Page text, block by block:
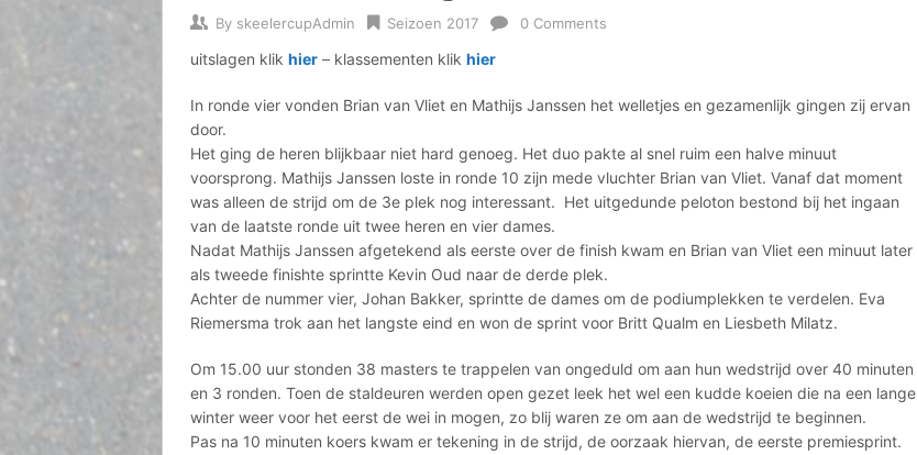
By skeelercupAdmin Seizoen 2017 0 Comments
uitslagen klik hier – klassementen klik hier
In ronde vier vonden Brian van Vliet en Mathijs Janssen het welletjes en gezamenlijk gingen zij ervan
door.
Het ging de heren blijkbaar niet hard genoeg. Het duo pakte al snel ruim een halve minuut
voorsprong. Mathijs Janssen loste in ronde 10 zijn mede vluchter Brian van Vliet. Vanaf dat moment
was alleen de strijd om de 3e plek nog interessant. Het uitgedunde peloton bestond bij het ingaan
van de laatste ronde uit twee heren en vier dames.
Nadat Mathijs Janssen afgetekend als eerste over de finish kwam en Brian van Vliet een minuut later
als tweede finishte sprintte Kevin Oud naar de derde plek.
Achter de nummer vier, Johan Bakker, sprintte de dames om de podiumplekken te verdelen. Eva
Riemersma trok aan het langste eind en won de sprint voor Britt Qualm en Liesbeth Milatz.
Om 15.00 uur stonden 38 masters te trappelen van ongeduld om aan hun wedstrijd over 40 minuten
en 3 ronden. Toen de staldeuren werden open gezet leek het wel een kudde koeien die na een lange
winter weer voor het eerst de wei in mogen, zo blij waren ze om aan de wedstrijd te beginnen.
Pas na 10 minuten koers kwam er tekening in de strijd, de oorzaak hiervan, de eerste premiesprint.